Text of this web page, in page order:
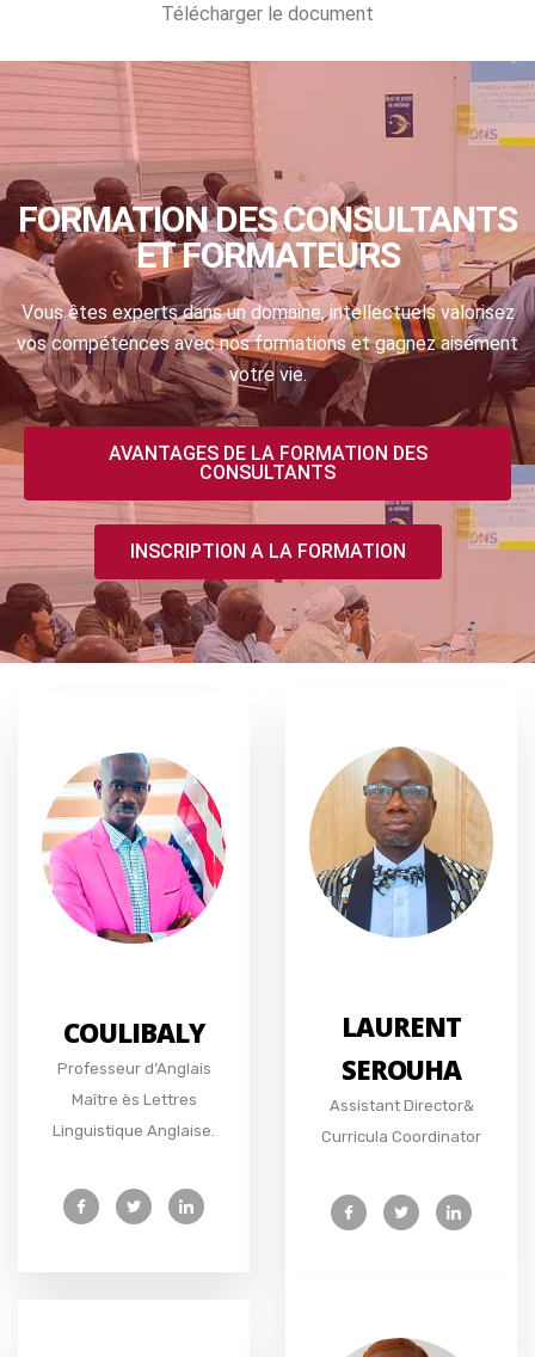
Télécharger le document
FORMATION DES CONSULTANTS
ET FORMATEURS
Vous êtes experts dans un domaine, intellectuels valorisez
vos compétences avec nos formations et gagnez aisément
votre vie.
AVANTAGES DE LA FORMATION DES
CONSULTANTS
INSCRIPTION A LA FORMATION
COULIBALY
Professeur d’Anglais
Maître ès Lettres
Linguistique Anglaise.
LAURENT
SEROUHA
Assistant Director&
Curricula Coordinator